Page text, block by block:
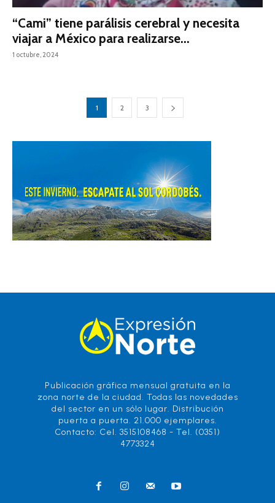
“Cami” tiene parálisis cerebral y necesita
viajar a México para realizarse...
1 octubre, 2024
1 2 3
Publicación gráfica mensual gratuita en la
zona norte de la ciudad. Todas las novedades
del sector en un sólo lugar. Distribución
puerta a puerta. 21.000 ejemplares.
Contacto: Cel. 3515108468 - Tel. (0351)
4773324